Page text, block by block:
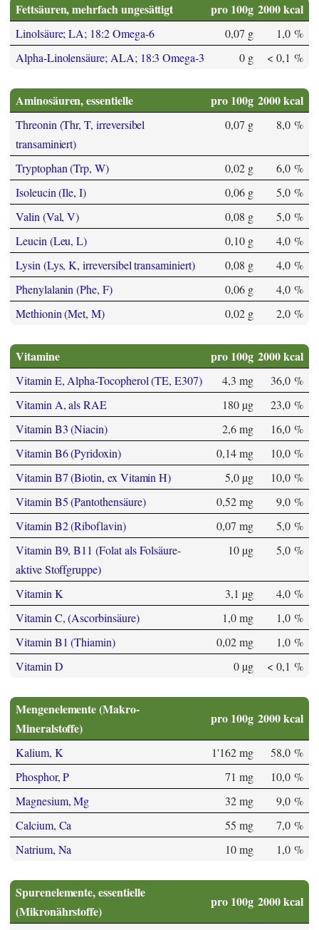
Fettsäuren, mehrfach ungesättigt pro 100g 2000 kcal
Linolsäure; LA; 18:2 Omega-6 0,07 g
1,0 %
Alpha-Linolensäure; ALA; 18:3 Omega-3
0 g < 0,1 %
Aminosäuren, essentielle pro 100g 2000 kcal
Threonin (Thr, T, irreversibel
transaminiert)
0,07 g 8,0 %
Tryptophan (Trp, W) 0,02 g
6,0 %
Isoleucin (Ile, I)
0,06 g
5,0 %
Valin (Val, V)
0,08 g
5,0 %
Leucin (Leu, L)
0,10 g
4,0 %
Lysin (Lys, K, irreversibel transaminiert)
0,08 g
4,0 %
Phenylalanin (Phe, F)
0,06 g
4,0 %
Methionin (Met, M)
0,02 g 2,0 %
Vitamine pro 100g 2000 kcal
Vitamin E, Alpha-Tocopherol (TE, E307) 4,3 mg
36,0 %
Vitamin A, als RAE
180 µg
23,0 %
Vitamin B3 (Niacin)
2,6 mg
16,0 %
Vitamin B6 (Pyridoxin)
0,14 mg
10,0 %
Vitamin B7 (Biotin, ex Vitamin H)
5,0 µg
10,0 %
Vitamin B5 (Pantothensäure)
0,52 mg
9,0 %
Vitamin B2 (Riboflavin)
0,07 mg
5,0 %
Vitamin B9, B11 (Folat als Folsäure-
aktive Stoffgruppe)
10 µg 5,0 %
Vitamin K 3,1 µg
4,0 %
Vitamin C, (Ascorbinsäure)
1,0 mg
1,0 %
Vitamin B1 (Thiamin)
0,02 mg
1,0 %
Vitamin D
0 µg < 0,1 %
Mengenelemente (Makro-
Mineralstoffe)
pro 100g 2000 kcal
Kalium, K 1'162 mg
58,0 %
Phosphor, P
71 mg
10,0 %
Magnesium, Mg
32 mg
9,0 %
Calcium, Ca
55 mg
7,0 %
Natrium, Na
10 mg 1,0 %
Spurenelemente, essentielle
(Mikronährstoffe)
pro 100g 2000 kcal